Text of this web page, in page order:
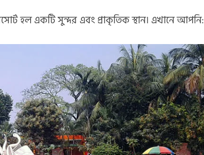
হল একটি সুন্দর এবং প্রাকৃতিক স্থান। এখানে আপনি: